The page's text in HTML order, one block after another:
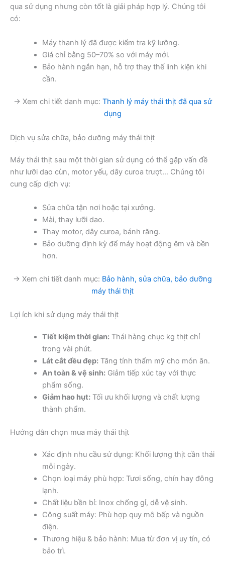
qua sử dụng nhưng còn tốt là giải pháp hợp lý. Chúng tôi
có:
Máy thanh lý đã được kiểm tra kỹ lưỡng.
Giá chỉ bằng 50–70% so với máy mới.
Bảo hành ngắn hạn, hỗ trợ thay thế linh kiện khi
cần.
→ Xem chi tiết danh mục: Thanh lý máy thái thịt đã qua sử
dụng
Dịch vụ sửa chữa, bảo dưỡng máy thái thịt
Máy thái thịt sau một thời gian sử dụng có thể gặp vấn đề
như lưỡi dao cùn, motor yếu, dây curoa trượt… Chúng tôi
cung cấp dịch vụ:
Sửa chữa tận nơi hoặc tại xưởng.
Mài, thay lưỡi dao.
Thay motor, dây curoa, bánh răng.
Bảo dưỡng định kỳ để máy hoạt động êm và bền
hơn.
→ Xem chi tiết danh mục: Bảo hành, sửa chữa, bảo dưỡng
máy thái thịt
Lợi ích khi sử dụng máy thái thịt
Tiết kiệm thời gian:Thái hàng chục kg thịt chỉ
trong vài phút.
Lát cắt đều đẹp:Tăng tính thẩm mỹ cho món ăn.
An toàn & vệ sinh:Giảm tiếp xúc tay với thực
phẩm sống.
Giảm hao hụt:Tối ưu khối lượng và chất lượng
thành phẩm.
Hướng dẫn chọn mua máy thái thịt
Xác định nhu cầu sử dụng: Khối lượng thịt cần thái
mỗi ngày.
Chọn loại máy phù hợp: Tươi sống, chín hay đông
lạnh.
Chất liệu bền bỉ: Inox chống gỉ, dễ vệ sinh.
Công suất máy: Phù hợp quy mô bếp và nguồn
điện.
Thương hiệu & bảo hành: Mua từ đơn vị uy tín, có
bảo trì.